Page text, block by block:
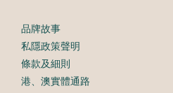
品牌故事
私隱政策聲明
條款及細則
港、澳實體通路